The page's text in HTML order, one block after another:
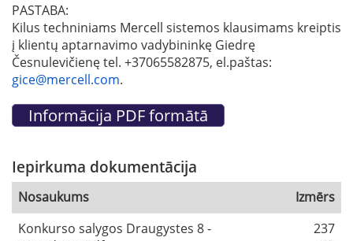
PASTABA:
Kilus techniniams Mercell sistemos klausimams kreiptis
į klientų aptarnavimo vadybininkę Giedrę
Česnulevičienę tel. +37065582875, el.paštas:
gice@mercell.com.
Iepirkuma dokumentācija
Nosaukums
Izmērs
Konkurso salygos Draugystes 8 -
237